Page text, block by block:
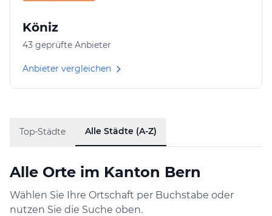
Köniz
43 geprüfte Anbieter
Anbieter vergleichen
Top-Städte Alle Städte (A-Z)
Alle Orte im Kanton Bern
Wählen Sie Ihre Ortschaft per Buchstabe oder
nutzen Sie die Suche oben.